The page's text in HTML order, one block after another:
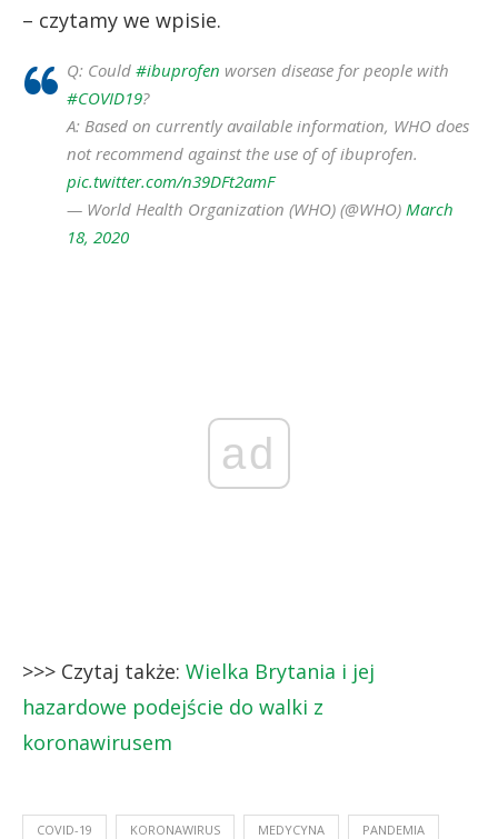
– czytamy we wpisie.
Q: Could #ibuprofen worsen disease for people with
#COVID19?
A: Based on currently available information, WHO does
not recommend against the use of of ibuprofen.
pic.twitter.com/n39DFt2amF
— World Health Organization (WHO) (@WHO) March
18, 2020
ad
>>> Czytaj także: Wielka Brytania i jej
hazardowe podejście do walki z
koronawirusem
COVID-19 KORONAWIRUS MEDYCYNA PANDEMIA